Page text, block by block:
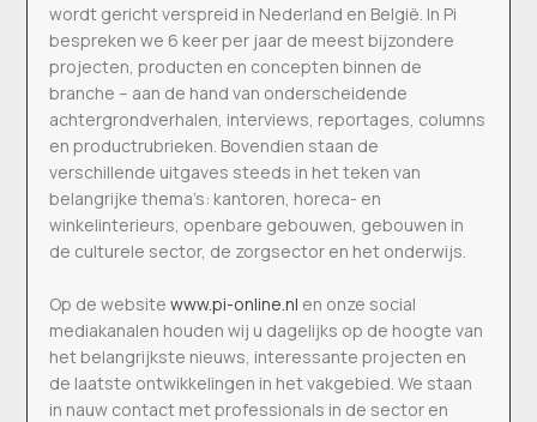
wordt gericht verspreid in Nederland en België. In Pi
bespreken we 6 keer per jaar de meest bijzondere
projecten, producten en concepten binnen de
branche – aan de hand van onderscheidende
achtergrondverhalen, interviews, reportages, columns
en productrubrieken. Bovendien staan de
verschillende uitgaves steeds in het teken van
belangrijke thema’s: kantoren, horeca- en
winkelinterieurs, openbare gebouwen, gebouwen in
de culturele sector, de zorgsector en het onderwijs.
Op de websitewww.pi-online.nl en onze social
mediakanalen houden wij u dagelijks op de hoogte van
het belangrijkste nieuws, interessante projecten en
de laatste ontwikkelingen in het vakgebied. We staan
in nauw contact met professionals in de sector en